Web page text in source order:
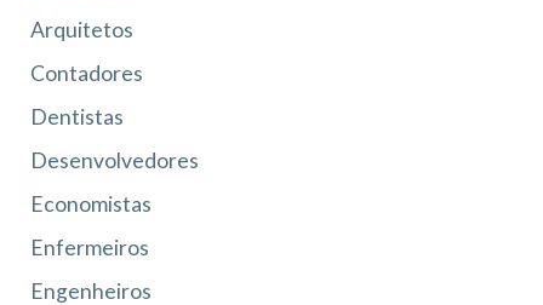
Arquitetos
Contadores
Dentistas
Desenvolvedores
Economistas
Enfermeiros
Engenheiros